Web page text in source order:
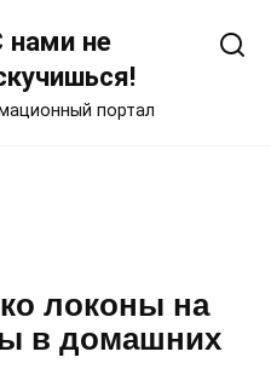
нами не
портал
локоны на
в домашних